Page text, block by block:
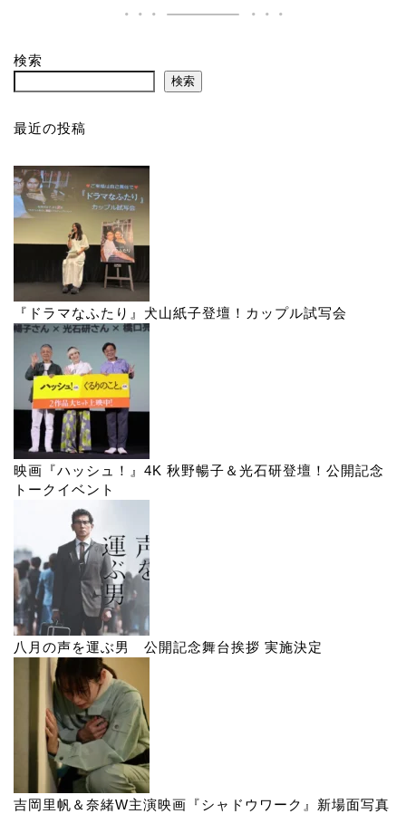
検索
検索
最近の投稿
『ドラマなふたり』犬山紙子登壇！カップル試写会
映画『ハッシュ！』4K 秋野暢子＆光石研登壇！公開記念
トークイベント
八月の声を運ぶ男 公開記念舞台挨拶 実施決定
吉岡里帆＆奈緒W主演映画『シャドウワーク』新場面写真